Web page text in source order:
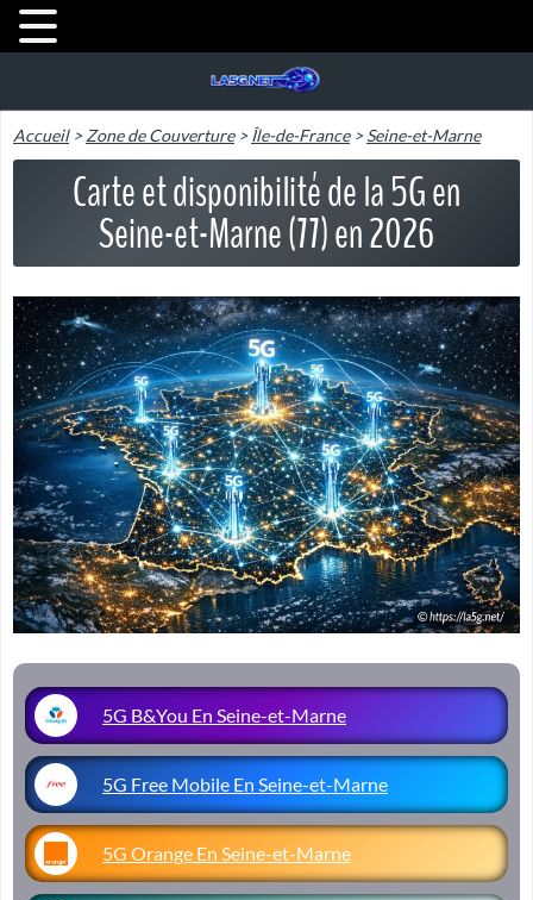
Accueil>Zone de Couverture>Île-de-France>Seine-et-Marne
Carte et disponibilité de la 5G en
Seine-et-Marne (77) en 2026
5G B&You En Seine-et-Marne
5G Free Mobile En Seine-et-Marne
5G Orange En Seine-et-Marne